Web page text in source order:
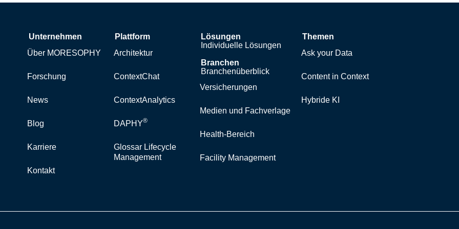
Unternehmen
Über MORESOPHY
Forschung
News
Blog
Karriere
Kontakt
Plattform
Architektur
ContextChat
ContextAnalytics
DAPHY®
Glossar Lifecycle
Management
Lösungen
Individuelle Lösungen
Branchen
Branchenüberblick
Versicherungen
Medien und Fachverlage
Health-Bereich
Facility Management
Themen
Ask your Data
Content in Context
Hybride KI